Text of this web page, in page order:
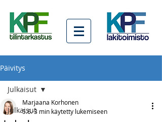
Päivitys
Julkaisut
Julkaisut
Marjaana Korhonen
5.6.3 min käytetty lukemiseen